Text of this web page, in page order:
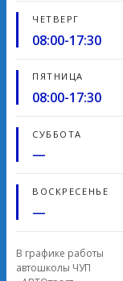
ЧЕТВЕРГ
08:00-17:30
ПЯТНИЦА
08:00-17:30
СУББОТА
—
ВОСКРЕСЕНЬЕ
—
В графике работы
автошколы ЧУП